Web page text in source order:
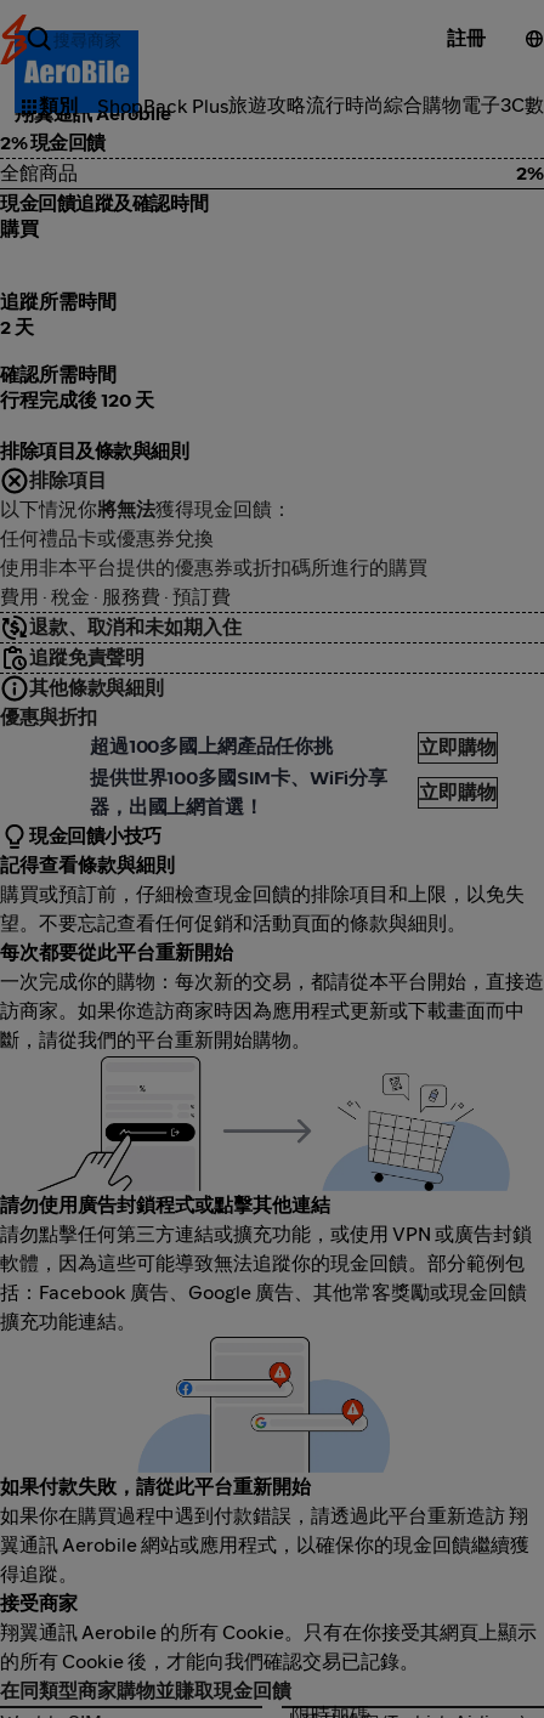
註冊
類別 ShopBack Plus旅遊攻略流行時尚綜合購物電子3C
戶外旅遊
翔翼通訊 Aerobile
2% 現金回饋
全館商品
2%
現金回饋追蹤及確認時間
購買
追蹤所需時間
2 天
確認所需時間
行程完成後 120 天
排除項目及條款與細則
排除項目
以下情況你將無法獲得現金回饋：
任何禮品卡或優惠券兌換
使用非本平台提供的優惠券或折扣碼所進行的購買
費用 · 稅金 · 服務費 · 預訂費
退款、取消和未如期入住
追蹤免責聲明
其他條款與細則
優惠與折扣
通訊 Aerobile超過100多國上網產品任你挑
立即購物
通訊 Aerobile提供世界100多國SIM卡、WiFi分享
器，出國上網首選！
立即購物
現金回饋小技巧
記得查看條款與細則
購買或預訂前，仔細檢查現金回饋的排除項目和上限，以免失
望。不要忘記查看任何促銷和活動頁面的條款與細則。
每次都要從此平台重新開始
一次完成你的購物：每次新的交易，都請從本平台開始，直接造
訪商家。如果你造訪商家時因為應用程式更新或下載畫面而中
斷，請從我們的平台重新開始購物。
請勿使用廣告封鎖程式或點擊其他連結
請勿點擊任何第三方連結或擴充功能，或使用 VPN 或廣告封鎖
軟體，因為這些可能導致無法追蹤你的現金回饋。部分範例包
括：Facebook 廣告、Google 廣告、其他常客獎勵或現金回饋
擴充功能連結。
如果付款失敗，請從此平台重新開始
如果你在購買過程中遇到付款錯誤，請透過此平台重新造訪 翔
翼通訊 Aerobile 網站或應用程式，以確保你的現金回饋繼續獲
得追蹤。
接受商家
翔翼通訊 Aerobile 的所有 Cookie。只有在你接受其網頁上顯示
的所有 Cookie 後，才能向我們確認交易已記錄。
在同類型商家購物並賺取現金回饋